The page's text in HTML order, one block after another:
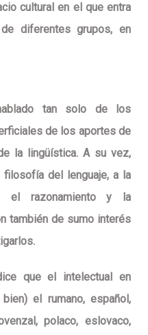
cultural en el que entra
diferentes grupos, en
tan solo de los
de los aportes de
la lingüística. A su vez,
del lenguaje, a la
el razonamiento y la
también de sumo interés
que el intelectual en
el rumano, español,
polaco, eslovaco,